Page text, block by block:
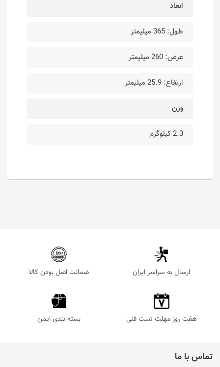
ابعاد
طـول: 365 میلیمتر
عرض: 260 میلیمتر
ارتفاع: 25.9 میلیمتر
وزن
2.3 کیلوگرم
ارسال به سراسر ایران ضمانت اصل بودن کالا
هفت روز مهلت تست فنی بسته بندی ایمن
تماس با ما